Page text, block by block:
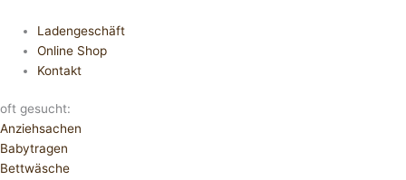
Ladengeschäft
Online Shop
Kontakt
oft gesucht:
Anziehsachen
Babytragen
Bettwäsche